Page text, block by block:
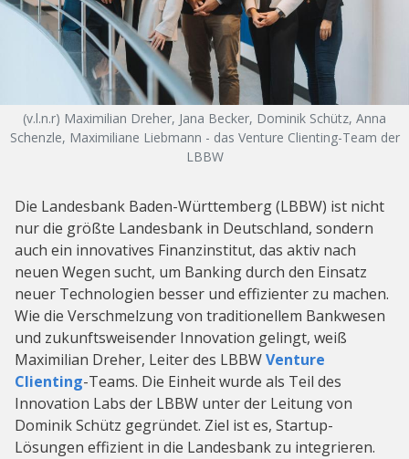
(v.l.n.r) Maximilian Dreher, Jana Becker, Dominik Schütz, Anna
Schenzle, Maximiliane Liebmann - das Venture Clienting-Team der
LBBW
Die Landesbank Baden-Württemberg (LBBW) ist nicht
nur die größte Landesbank in Deutschland, sondern
auch ein innovatives Finanzinstitut, das aktiv nach
neuen Wegen sucht, um Banking durch den Einsatz
neuer Technologien besser und effizienter zu machen.
Wie die Verschmelzung von traditionellem Bankwesen
und zukunftsweisender Innovation gelingt, weiß
Maximilian Dreher, Leiter des LBBWVenture
Clienting-Teams. Die Einheit wurde als Teil des
Innovation Labs der LBBW unter der Leitung von
Dominik Schütz gegründet. Ziel ist es, Startup-
Lösungen effizient in die Landesbank zu integrieren.